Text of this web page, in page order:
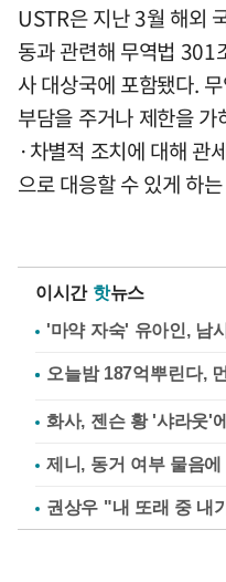
USTR은 지난 3월 해외
동과 관련해 무역법 301
사 대상국에 포함됐다.
부담을 주거나 제한을
·차별적 조치에 대해 관
으로 대응할 수 있게 하
이시간 핫뉴스
'마약 자숙' 유아인, 남
화사, 젠슨 황 '샤라웃'
제니, 동거 여부 물음
권상우 "내 또래 중 내